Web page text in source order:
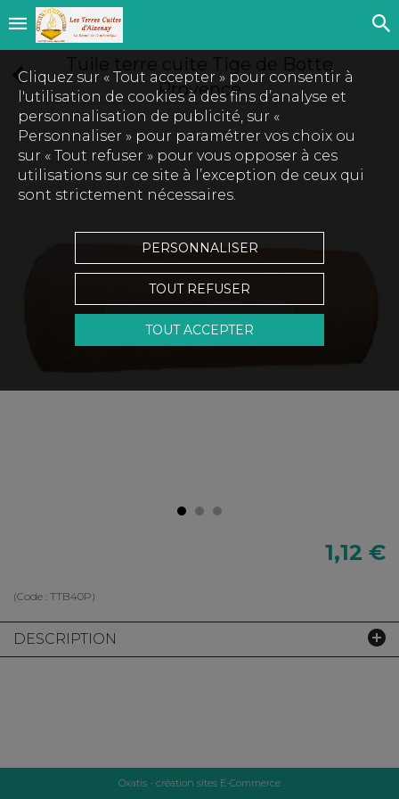
Provence
Touchez pour zoomer
1,12 €
(Code : TTB40P)
DESCRIPTION
Cliquez sur « Tout accepter » pour consentir à
l'utilisation de cookies à des fins d’analyse et
personnalisation de publicité, sur «
Personnaliser » pour paramétrer vos choix ou
sur « Tout refuser » pour vous opposer à ces
utilisations sur ce site à l’exception de ceux qui
sont strictement nécessaires.
PERSONNALISER
TOUT REFUSER
TOUT ACCEPTER
Oxatis - création sites E-Commerce